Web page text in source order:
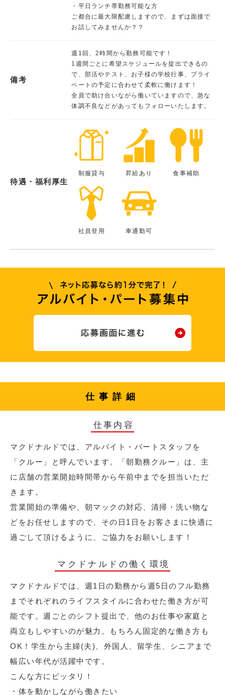
・平日ランチ帯勤務可能な方
ご都合に最大限配慮しますので、まずは面接で
お話してみませんか？？
備考
週1回、2時間から勤務可能です！
1週間ごとに希望スケジュールを提出できるの
で、部活やテスト、お子様の学校行事、プライ
ベートの予定に合わせて柔軟に働けます！
全員で助け合いながら働いていますので、急な
体調不良などがあってもフォローいたします。
待遇・福利厚生
制服貸与 昇給あり 食事補助
社員登用 車通勤可
仕事詳細
仕事内容
マクドナルドでは、アルバイト・パートスタッフを
「クルー」と呼んでいます。「朝勤務クルー」は、主
に店舗の営業開始時間帯から午前中までを担当いただ
きます。
営業開始の準備や、朝マックの対応、清掃・洗い物な
どをお任せしますので、その日1日をお客さまに快適に
過ごして頂けるように、ご協力をお願いします！
マクドナルドの働く環境
マクドナルドでは、週1日の勤務から週5日のフル勤務
までそれぞれのライフスタイルに合わせた働き方が可
能です。週ごとのシフト提出で、他のお仕事や家庭と
両立もしやすいのが魅力。もちろん固定的な働き方も
OK！学生から主婦(夫)、外国人、留学生、シニアまで
幅広い年代が活躍中です。
こんな方にピッタリ！
・体を動かしながら働きたい